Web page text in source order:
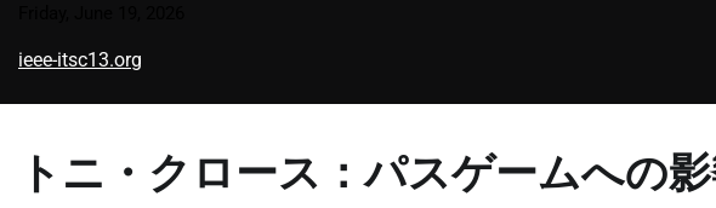
content
ieee-itsc13.org
トニ・クロース：パスゲームへの